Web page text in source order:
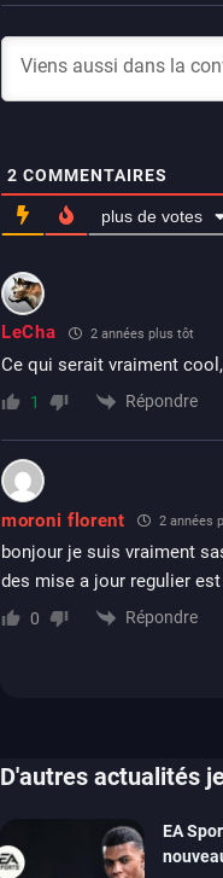
2 COMMENTAIRES
plus de votes
LeCha 2 années plus tôt
Ce qui serait vraiment cool,
1 Répondre
moroni florent 2 années
bonjour je suis vraiment
des mise a jour regulier
0 Répondre
D'autres actualités
EA